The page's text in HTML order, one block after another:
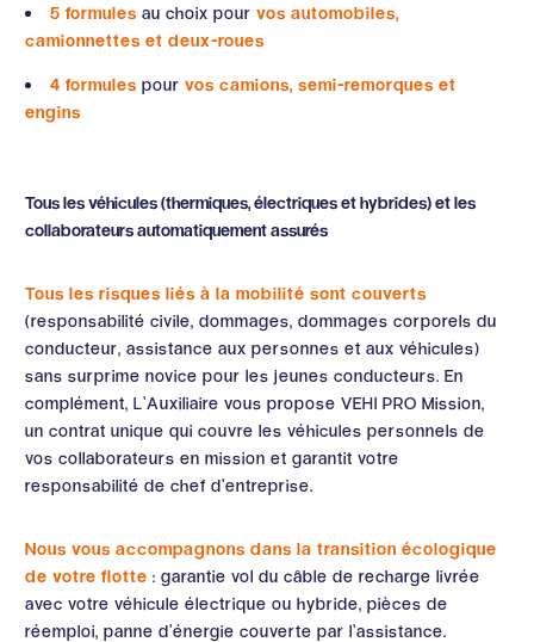
5 formules au choix pour vos automobiles,
camionnettes et deux-roues
4 formules pour vos camions, semi-remorques et
engins
Tous les véhicules (thermiques, électriques et hybrides) et les
collaborateurs automatiquement assurés
Tous les risques liés à la mobilité sont couverts
(responsabilité civile, dommages, dommages corporels du
conducteur, assistance aux personnes et aux véhicules)
sans surprime novice pour les jeunes conducteurs. En
complément, L’Auxiliaire vous propose VEHI PRO Mission,
un contrat unique qui couvre les véhicules personnels de
vos collaborateurs en mission et garantit votre
responsabilité de chef d’entreprise.
Nous vous accompagnons dans la transition écologique
de votre flotte : garantie vol du câble de recharge livrée
avec votre véhicule électrique ou hybride, pièces de
réemploi, panne d’énergie couverte par l’assistance.